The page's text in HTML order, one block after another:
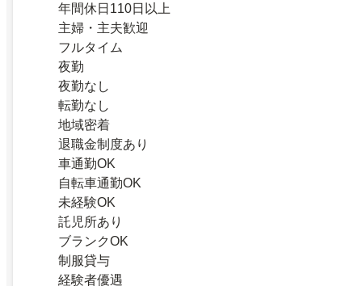
年間休日110日以上
主婦・主夫歓迎
フルタイム
夜勤
夜勤なし
転勤なし
地域密着
退職金制度あり
車通勤OK
自転車通勤OK
未経験OK
託児所あり
ブランクOK
制服貸与
経験者優遇